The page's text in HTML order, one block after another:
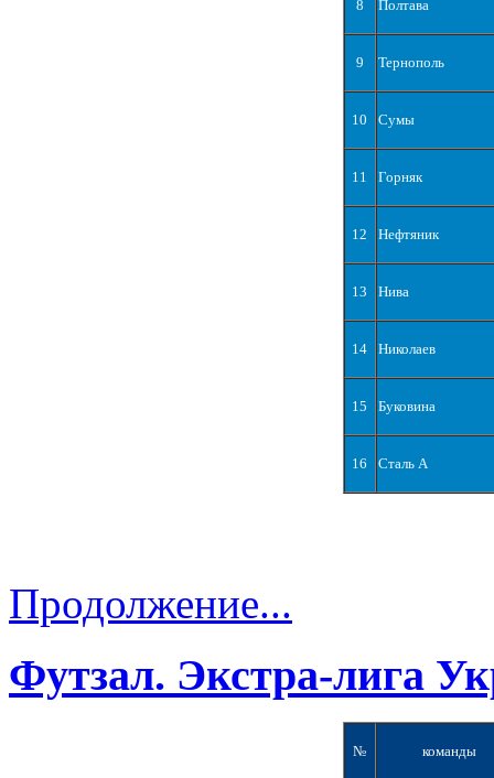
8 Полтава
9 Тернополь
10 Сумы
11 Горняк
12 Нефтяник
13 Нива
14 Николаев
15 Буковина
16 Сталь А
Продолжение...
Футзал. Экстра-лига
№ команды